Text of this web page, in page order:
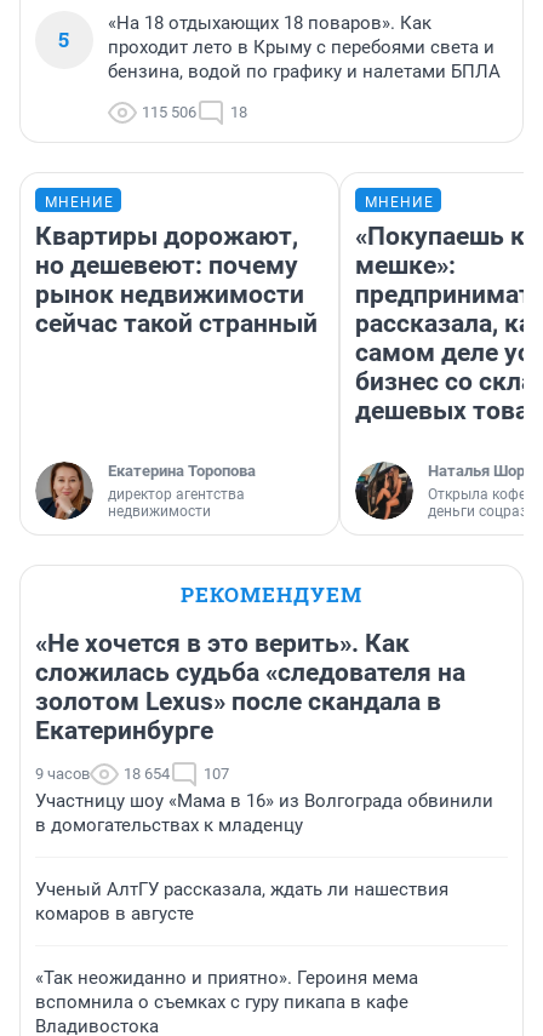
5
«На 18 отдыхающих 18 поваров». Как
проходит лето в Крыму с перебоями света и
бензина, водой по графику и налетами БПЛА
115 506 18
МНЕНИЕ
Квартиры дорожают,
но дешевеют: почему
рынок недвижимости
сейчас такой странный
Екатерина Торопова
директор агентства
недвижимости
МНЕНИЕ
«Покупаешь
мешке»:
рассказала,
самом деле
бизнес со
дешевых
Наталья
Открыла
деньги
РЕКОМЕНДУЕМ
«Не хочется в это верить». Как
сложилась судьба «следователя на
золотом Lexus» после скандала в
Екатеринбурге
9 часов 18 654 107
Участницу шоу «Мама в 16» из Волгограда обвинили
в домогательствах к младенцу
Ученый АлтГУ рассказала, ждать ли нашествия
комаров в августе
«Так неожиданно и приятно». Героиня мема
вспомнила о съемках с гуру пикапа в кафе
Владивостока